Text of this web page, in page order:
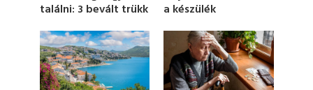
o
n
s
találni: 3 bevált trükk a készülék